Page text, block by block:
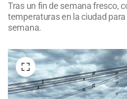
Tras un fin de semana fresco,
temperaturas en la ciudad
semana.